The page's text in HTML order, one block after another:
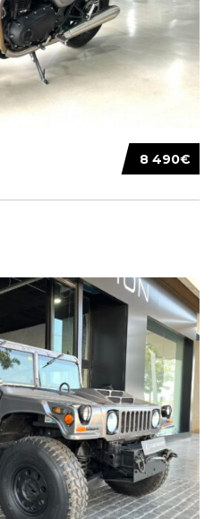
8 490€